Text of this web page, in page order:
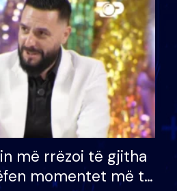
më rrëzoi të gjitha
momentet më të